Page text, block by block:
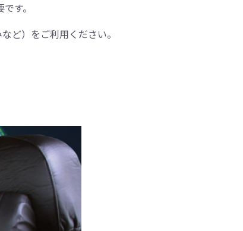
す。
ど）をご利用ください。